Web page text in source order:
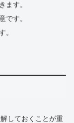
ます。
です。
。
しておくことが重